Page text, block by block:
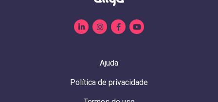
Ajuda
Política de privacidade